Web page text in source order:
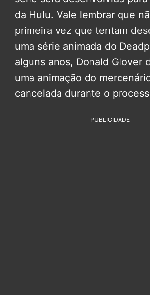
da Hulu. Vale lembrar que
primeira vez que tentam
uma série animada do
alguns anos, Donald Glover
uma animação do
cancelada durante o
PUBLICIDADE